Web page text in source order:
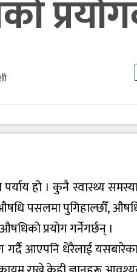
हो । कुनै स्वास्थ्य
पसलमा पुगिहाल्छौँ,
प्रयोग गर्नेगर्छन् ।
गर्दै आएपनि धेरैलाई